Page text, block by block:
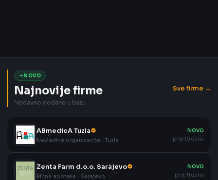
NOVO
Najnovije firme
Nedavno dodane u bazu
Sve firme →
ABmedicA Tuzla
Nevladine organizacije · Tuzla
NOVO
prije 10 dana
Zenta Farm d.o.o. Sarajevo
Biljna apoteka · Sarajevo
NOVO
prije 11 dana